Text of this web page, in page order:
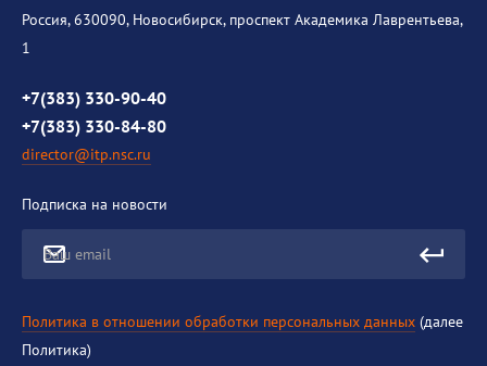
История института
Контакты
Противодействие коррупции
Россия, 630090, Новосибирск, проспект Академика Лаврентьева,
1
+7(383) 330-90-40
+7(383) 330-84-80
director@itp.nsc.ru
Подписка на новости
Ваш email
Политика в отношении обработки персональных данных (далее
Политика)